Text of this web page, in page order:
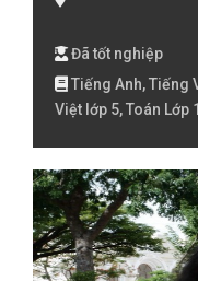
Đã tốt nghiệp
Tiếng Anh, Tiếng
Việt lớp 5, Toán Lớp